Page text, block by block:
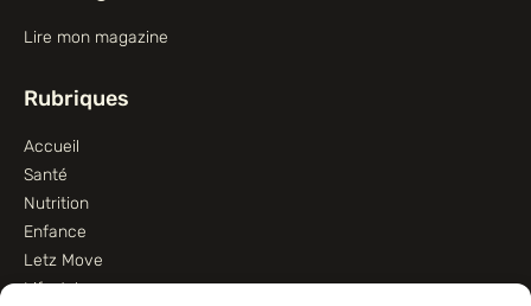
Lire mon magazine
Rubriques
Accueil
Santé
Nutrition
Enfance
Letz Move
Lifestyle